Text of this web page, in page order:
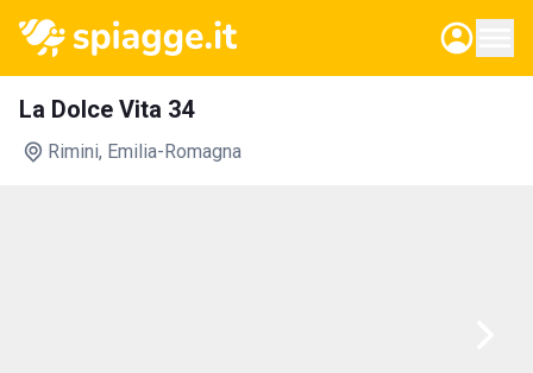
La Dolce Vita 34
Rimini, Emilia-Romagna